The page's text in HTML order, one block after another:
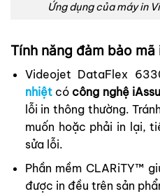
Ứng dụng của máy in
Tính năng đảm bảo mã
Videojet DataFlex
nhiệtcó công nghệ
lỗi in thông thường.
muốn hoặc phải in lại,
sửa lỗi.
Phần mềm CLARiTY™
được in đều trên sản